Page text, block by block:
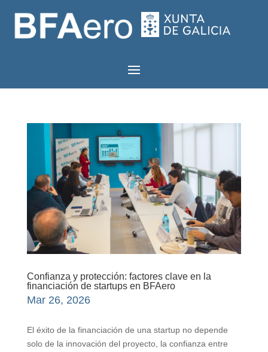
Confianza y protección: factores clave en la
financiación de startups en BFAero
Mar 26, 2026
El éxito de la financiación de una startup no depende
solo de la innovación del proyecto, la confianza entre